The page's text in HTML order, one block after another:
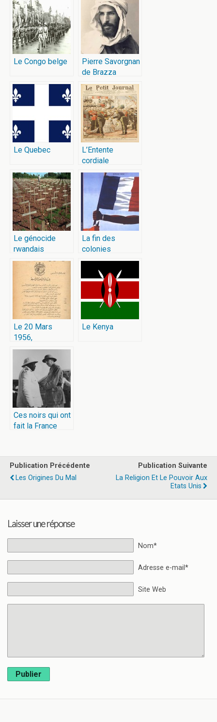
Le Congo belge
Pierre Savorgnan
de Brazza
Le Quebec
L’Entente
cordiale
Le génocide
rwandais
La fin des
colonies
françaises
Le 20 Mars
1956,
l’indépendance
de la Tunisie
Le Kenya
Ces noirs qui ont
fait la France
Publication Précédente
Les Origines Du Mal
Publication Suivante
La Religion Et Le Pouvoir Aux
Etats Unis
Laisser une réponse
Nom*
Adresse e-mail*
Site Web
Publier